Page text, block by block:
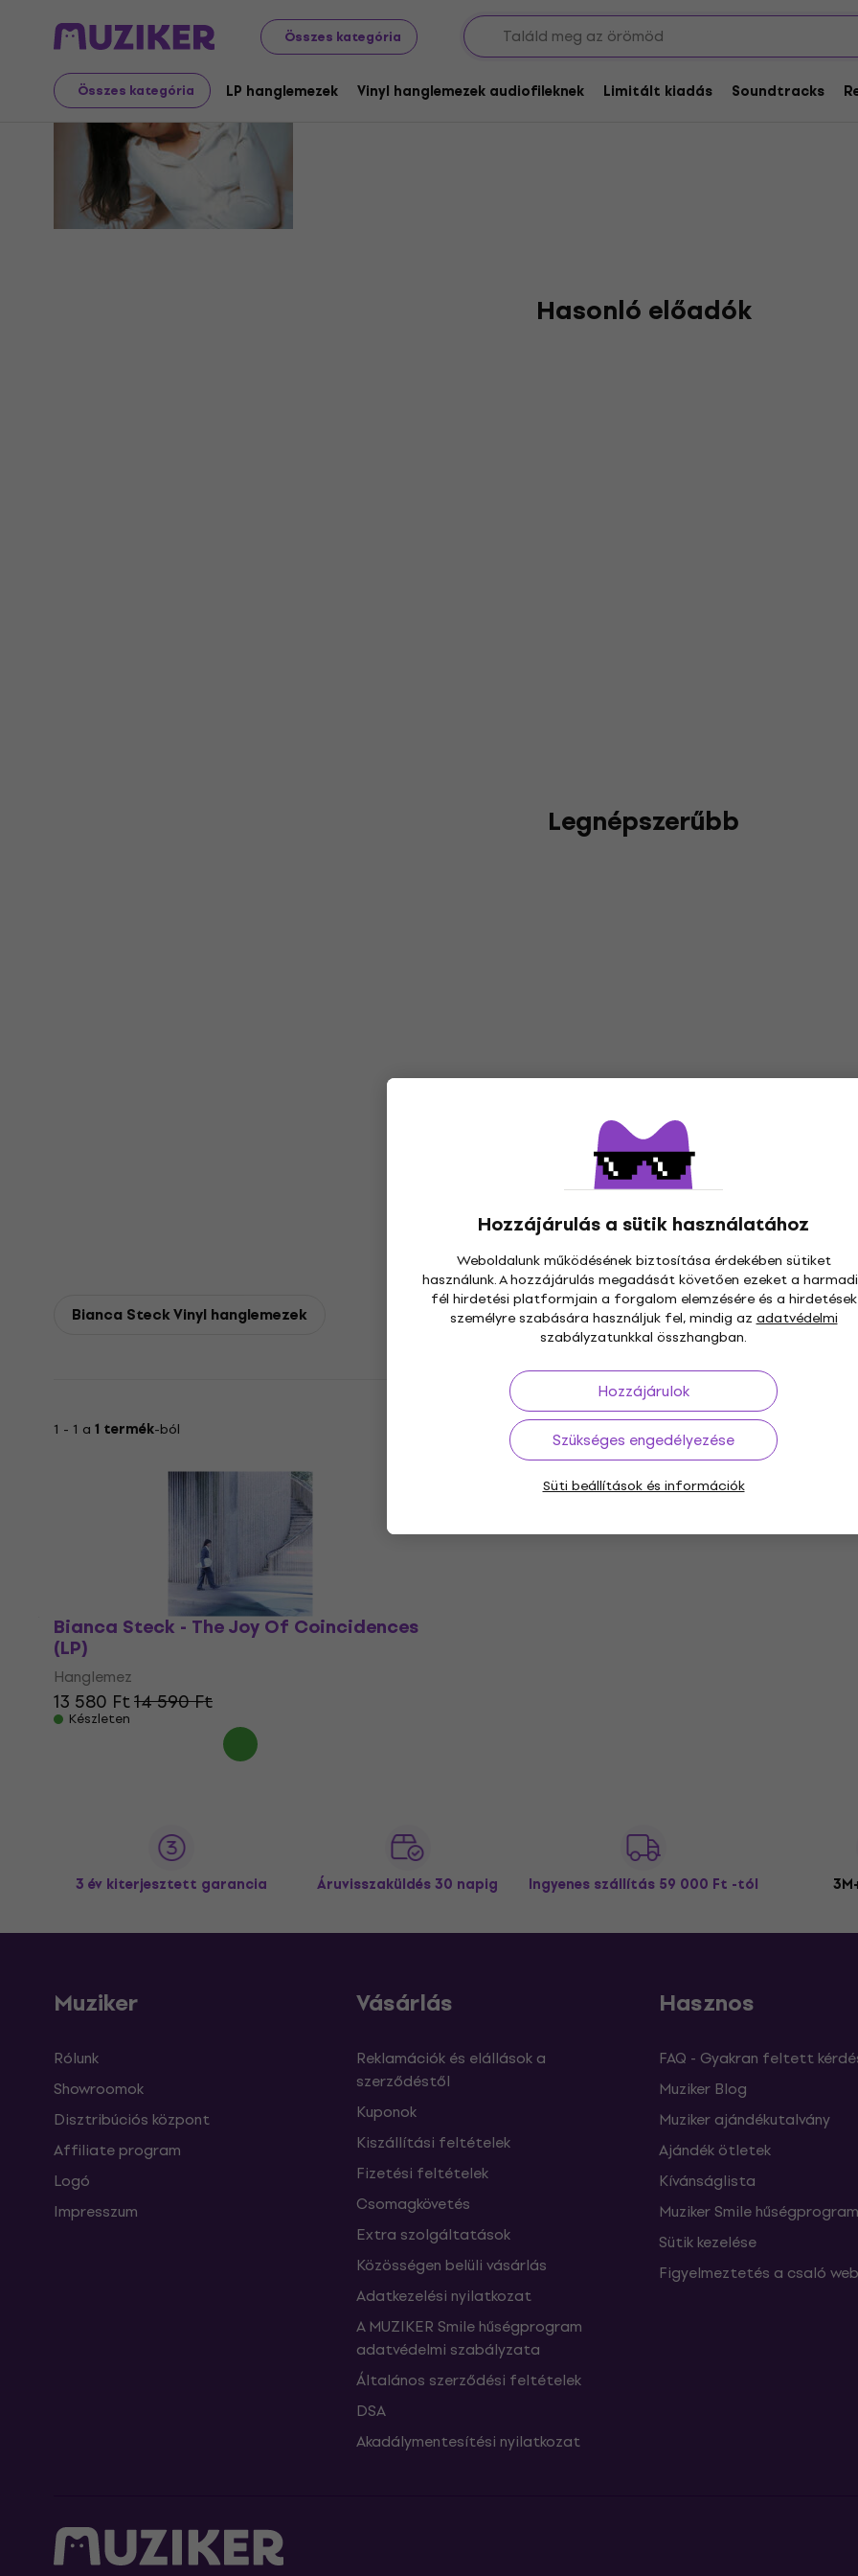
Összes kategória
Összes kategória LP hanglemezek Vinyl hanglemezek audiofileknek Limitált kiadás Soundtracks
Hozzájárulás a sütik használatához
Weboldalunk működésének biztosítása érdekében sütiket
használunk. A hozzájárulás megadását követően ezeket a
fél hirdetési platformjain a forgalom elemzésére és a hirdetések
személyre szabására használjuk fel, mindig azadatvédelmi
szabályzatunkkal összhangban.
Hozzájárulok
Szükséges engedélyezése
Süti beállítások és információk
Bianca Steck
Hasonló előadók
Legnépszerűbb
Bianca Steck Vinyl hanglemezek
1 - 1 a 1 termék-ból
Bianca Steck - The Joy Of Coincidences
(LP)
Hanglemez
13 580 Ft14 590 Ft
Készleten
3 év kiterjesztett garancia Áruvisszaküldés 30 napig Ingyenes szállítás 59 000 Ft -tól
Muziker
Rólunk
Showroomok
Disztribúciós központ
Affiliate program
Logó
Impresszum
Vásárlás
Reklamációk és elállások a
szerződéstől
Kuponok
Kiszállítási feltételek
Fizetési feltételek
Csomagkövetés
Extra szolgáltatások
Közösségen belüli vásárlás
Adatkezelési nyilatkozat
A MUZIKER Smile hűségprogram
adatvédelmi szabályzata
Általános szerződési feltételek
DSA
Akadálymentesítési nyilatkozat
Hasznos
FAQ - Gyakran feltett
Muziker Blog
Muziker ajándékutalvány
Ajándék ötletek
Kívánságlista
Muziker Smile hűségprogram
Sütik kezelése
Figyelmeztetés a csaló